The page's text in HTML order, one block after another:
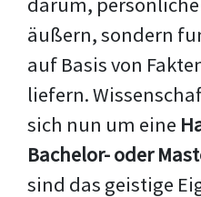
äußern, sondern
auf Basis von
liefern.
sich nun um eine
Bachelor- oder
sind das geistige